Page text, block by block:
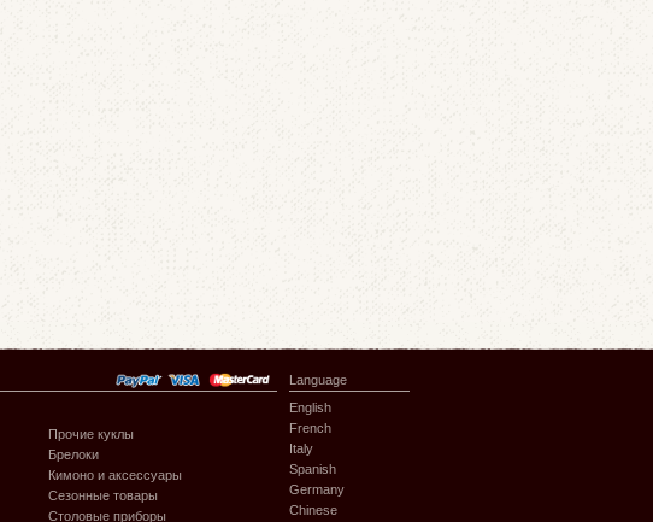
Прочие куклы
Брелоки
Кимоно и аксессуары
Сезонные товары
Столовые приборы
Language
English
French
Italy
Spanish
Germany
Chinese